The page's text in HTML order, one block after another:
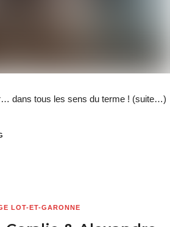
dans tous les sens du terme ! (suite…)
LOT-ET-GARONNE